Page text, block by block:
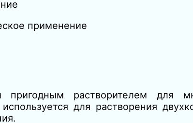
применение
пригодным растворителем для
для растворения